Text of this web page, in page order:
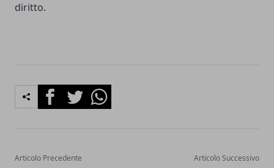
diritto.
FacebookTwitterWhatsapp
Articolo Precedente Articolo Successivo